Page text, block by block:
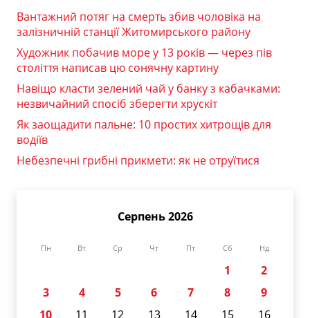
Вантажний потяг на смерть збив чоловіка на
залізничній станції Житомирського району
Художник побачив море у 13 років — через пів
століття написав цю сонячну картину
Навіщо класти зелений чай у банку з кабачками:
незвичайний спосіб зберегти хрускіт
Як заощадити пальне: 10 простих хитрощів для
водіїв
Небезпечні грибні прикмети: як не отруїтися
Серпень 2026
Пн Вт Ср Чт Пт Сб Нд
1
2
3
4 5 6 7 8
9
10
11 12 13 14 15
16